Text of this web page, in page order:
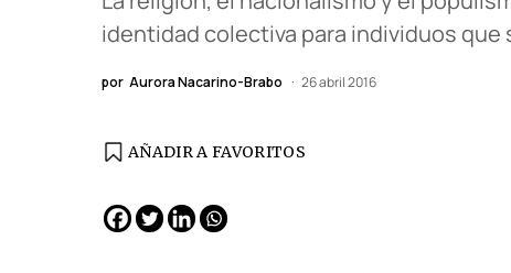
identidad colectiva para individuos
por Aurora Nacarino-Brabo 26 abril 2016
AÑADIR A FAVORITOS